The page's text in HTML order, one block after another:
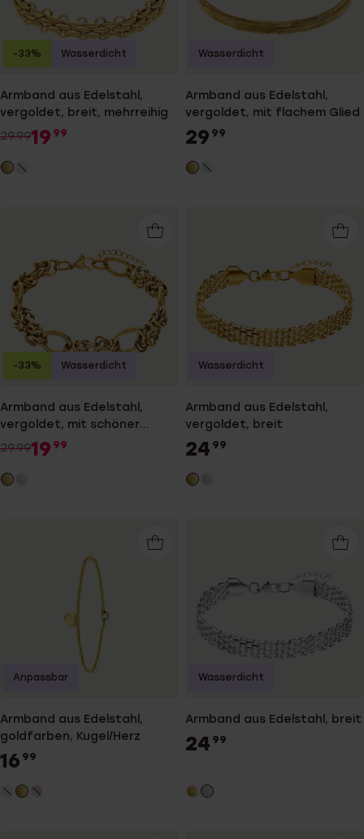
Armband aus Edelstahl,
vergoldet, breit, mehrreihig
29.9919 99
-33% Wasserdicht
Armband aus Edelstahl,
vergoldet, mit flachem Glied
29 99
Wasserdicht
Armband aus Edelstahl,
vergoldet, mit schöner
Verarbeitung
29.9919 99
-33% Wasserdicht
Armband aus Edelstahl,
vergoldet, breit
24 99
Wasserdicht
Armband aus Edelstahl,
goldfarben, Kugel/Herz
16 99
Anpassbar
Armband aus Edelstahl, breit
24 99
Wasserdicht